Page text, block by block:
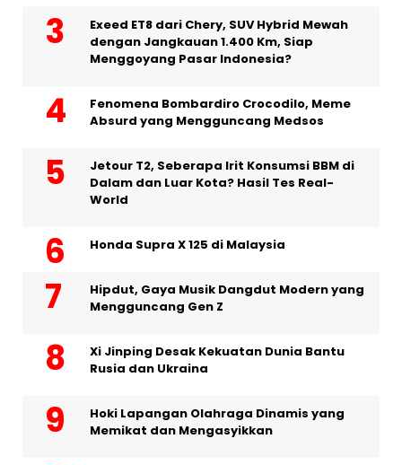
Exeed ET8 dari Chery, SUV Hybrid Mewah
dengan Jangkauan 1.400 Km, Siap
Menggoyang Pasar Indonesia?
Fenomena Bombardiro Crocodilo, Meme
Absurd yang Mengguncang Medsos
Jetour T2, Seberapa Irit Konsumsi BBM di
Dalam dan Luar Kota? Hasil Tes Real-
World
Honda Supra X 125 di Malaysia
Hipdut, Gaya Musik Dangdut Modern yang
Mengguncang Gen Z
Xi Jinping Desak Kekuatan Dunia Bantu
Rusia dan Ukraina
Hoki Lapangan Olahraga Dinamis yang
Memikat dan Mengasyikkan